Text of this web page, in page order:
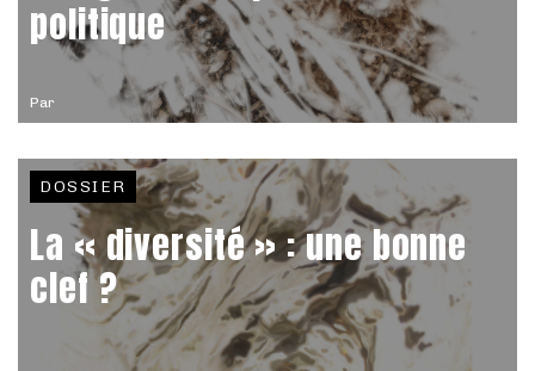
Par
politique
DOSSIER
La « diversité » : une bonne
clef ?